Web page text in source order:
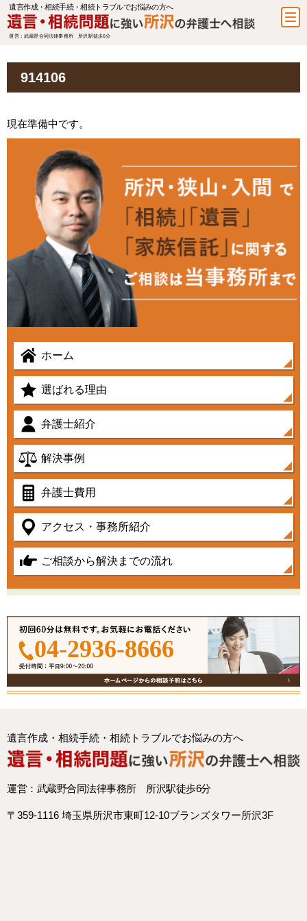
遺言作成・相続手続・相続トラブルでお悩みの方へ
運営：武蔵野合同法律事務所 所沢駅徒歩6分
914106
現在準備中です。
ホーム
選ばれる理由
弁護士紹介
解決事例
弁護士費用
アクセス・事務所紹介
ご相談から解決までの流れ
04-2936-8666
遺言作成・相続手続・相続トラブルでお悩みの方へ
運営：武蔵野合同法律事務所 所沢駅徒歩6分
〒359-1116 埼玉県所沢市東町12-10ブランズタワー所沢3F